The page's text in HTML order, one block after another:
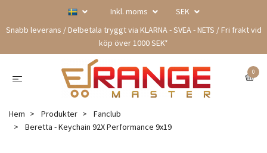
Inkl. moms
SEK
Snabb leverans / Delbetala tryggt via KLARNA - SVEA - NETS / Fri frakt vid
köp över 1000 SEK*
0
Hem Produkter
Fanclub
Beretta - Keychain 92X Performance 9x19